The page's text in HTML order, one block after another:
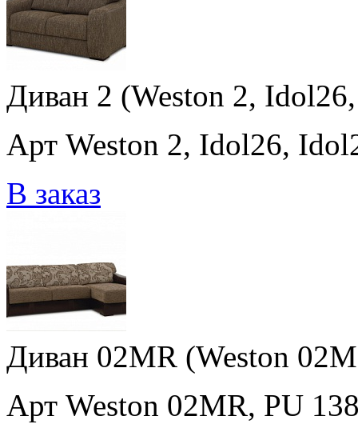
Диван 2 (Weston 2,
Арт Weston 2, Idol26,
В заказ
Диван 02MR (Weston
Арт Weston 02MR, PU